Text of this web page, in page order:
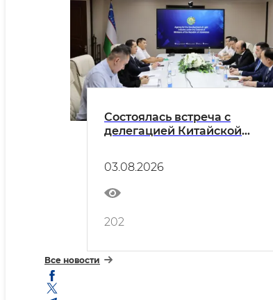
Состоялась встреча с
делегацией Китайской
представители торговых
палат провинции Хэнань и
руководители крупных
промышленных
03.08.2026
202
Все новости